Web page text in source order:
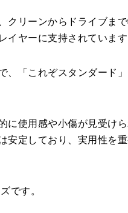
クリーンからドライブま
ヤーに支持されています
、「これぞスタンダード
に使用感や小傷が見受け
安定しており、実用性を
です。